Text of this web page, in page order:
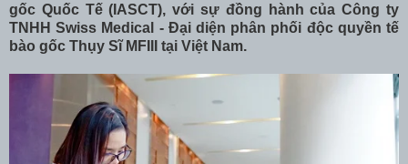
gốc Quốc Tế (IASCT), với sự đồng hành của Công ty
TNHH Swiss Medical - Đại diện phân phối độc quyền tế
bào gốc Thụy Sĩ MFIII tại Việt Nam.